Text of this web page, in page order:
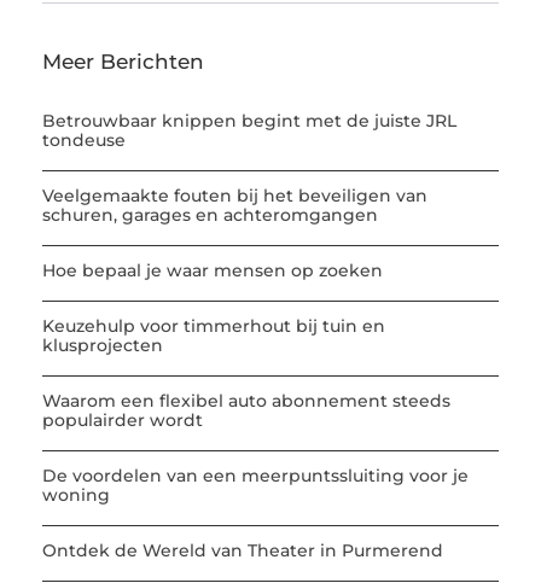
Meer Berichten
Betrouwbaar knippen begint met de juiste JRL
tondeuse
Veelgemaakte fouten bij het beveiligen van
schuren, garages en achteromgangen
Hoe bepaal je waar mensen op zoeken
Keuzehulp voor timmerhout bij tuin en
klusprojecten
Waarom een flexibel auto abonnement steeds
populairder wordt
De voordelen van een meerpuntssluiting voor je
woning
Ontdek de Wereld van Theater in Purmerend